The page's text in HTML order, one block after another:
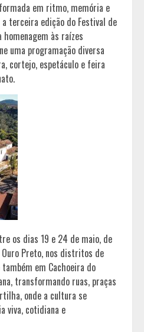
em ritmo, memória e
terceira edição do Festival de
às raízes
uma programação diversa
cortejo, espetáculo e feira
os dias 19 e 24 de maio, de
Preto, nos distritos de
em Cachoeira do
transformando ruas, praças
onde a cultura se
viva, cotidiana e